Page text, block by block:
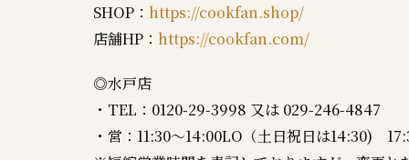
SHOP： https://cookfan.shop/
店舗HP： https://cookfan.com/
◎水戸店
・TEL：0120-29-3998 又は 029-246-4847
・営：11:30～14:00LO（土日祝日は14:30)